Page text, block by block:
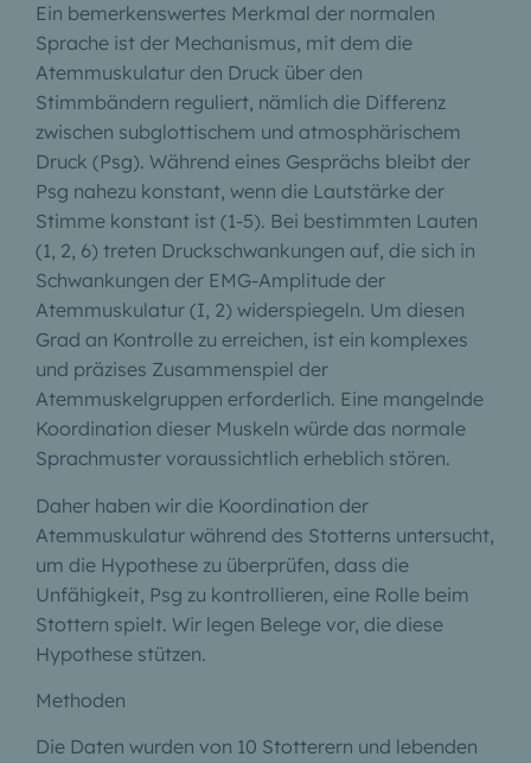
Ein bemerkenswertes Merkmal der normalen
Sprache ist der Mechanismus, mit dem die
Atemmuskulatur den Druck über den
Stimmbändern reguliert, nämlich die Differenz
zwischen subglottischem und atmosphärischem
Druck (Psg). Während eines Gesprächs bleibt der
Psg nahezu konstant, wenn die Lautstärke der
Stimme konstant ist (1-5). Bei bestimmten Lauten
(1, 2, 6) treten Druckschwankungen auf, die sich in
Schwankungen der EMG-Amplitude der
Atemmuskulatur (I, 2) widerspiegeln. Um diesen
Grad an Kontrolle zu erreichen, ist ein komplexes
und präzises Zusammenspiel der
Atemmuskelgruppen erforderlich. Eine mangelnde
Koordination dieser Muskeln würde das normale
Sprachmuster voraussichtlich erheblich stören.
Daher haben wir die Koordination der
Atemmuskulatur während des Stotterns untersucht,
um die Hypothese zu überprüfen, dass die
Unfähigkeit, Psg zu kontrollieren, eine Rolle beim
Stottern spielt. Wir legen Belege vor, die diese
Hypothese stützen.
Methoden
Die Daten wurden von 10 Stotterern und lebenden